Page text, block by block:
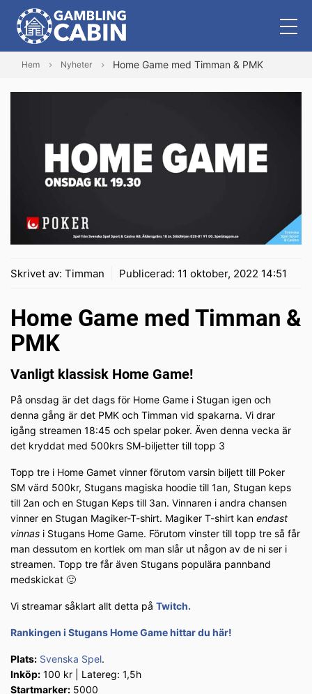
Hem Nyheter Home Game med Timman & PMK
Skrivet av: Timman Publicerad: 11 oktober, 2022 14:51
Home Game med Timman &
PMK
Vanligt klassisk Home Game!
På onsdag är det dags för Home Game i Stugan igen och
denna gång är det PMK och Timman vid spakarna. Vi drar
igång streamen 18:45 och spelar poker. Även denna vecka är
det kryddat med 500krs SM-biljetter till topp 3
Topp tre i Home Gamet vinner förutom varsin biljett till Poker
SM värd 500kr, Stugans magiska hoodie till 1an, Stugan keps
till 2an och en Stugan Keps till 3an. Vinnaren i andra chansen
vinner en Stugan Magiker-T-shirt. Magiker T-shirt kan endast
vinnas i Stugans Home Game. Förutom vinster till topp tre så får
man dessutom en kortlek om man slår ut någon av de ni ser i
streamen. Topp tre får även Stugans populära pannband
medskickat 🙂
Vi streamar såklart allt detta på Twitch.
Rankingen i Stugans Home Game hittar du här!
Plats: Svenska Spel.
Inköp: 100 kr | Latereg: 1,5h
Startmarker: 5000